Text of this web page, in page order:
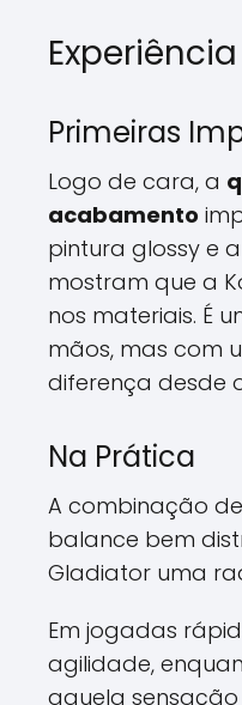
Primeiras
Logo de cara, a
acabamento
pintura glossy e
mostram que a
nos materiais. É
mãos, mas com
diferença desde
Na Prática
A combinação de
balance bem
Gladiator uma
Em jogadas
agilidade,
aquela